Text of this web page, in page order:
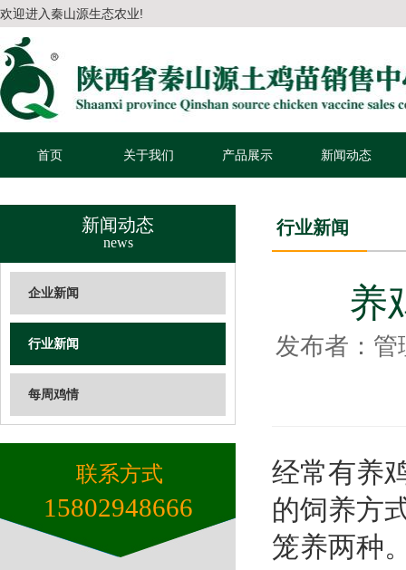
欢迎进入秦山源生态农业!
首页 关于我们 产品展示 新闻动态
新闻动态
news
企业新闻
行业新闻
每周鸡情
联系方式
15802948666
行业新闻
养
发布者：
经常有养
的饲养方
笼养两种